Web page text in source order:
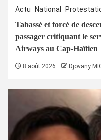
Actu National
Tabassé et forcé de
passager critiquant le
Airways au Cap-Haïtien
8 août 2026 Djovany